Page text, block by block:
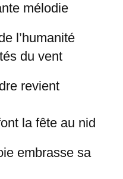
mélodie
l’humanité
du vent
revient
la fête au nid
embrasse sa